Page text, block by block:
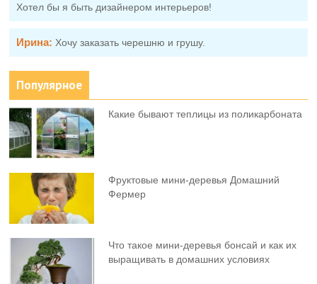
Хотел бы я быть дизайнером интерьеров!
Ирина: Хочу заказать черешню и грушу.
Популярное
Какие бывают теплицы из поликарбоната
Фруктовыe мини-деревья Домашний
Фермер
Что такое мини-деревья бонсай и как их
выращивать в домашних условиях